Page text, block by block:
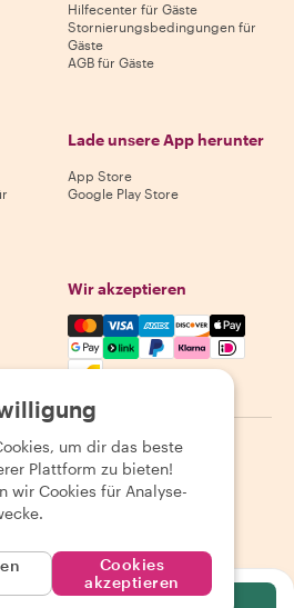
Hilfecenter für Gäste
Stornierungsbedingungen für
Gäste
AGB für Gäste
Lade unsere App herunter
App Store
Google Play Store
Wir akzeptieren
Mastercard, Visa, Amex,
| Datenschutzerklärung | Cookies
um dir das beste
Plattform zu bieten!
wir Cookies für Analyse-
Cookies
akzeptieren